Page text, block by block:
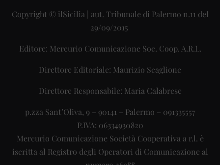
Copyright © ilSicilia | aut. Tribunale di Palermo n.11 del
29/09/2015
Editore: Mercurio Comunicazione Soc. Coop. A.R.L.
Direttore Editoriale: Maurizio Scaglione
Direttore Responsabile: Maria Calabrese
p.zza Sant’Oliva, 9 – 90141 – Palermo – 091335557
P.IVA: 06334930820
Mercurio Comunicazione Società Cooperativa a r.l. è
iscritta al Registro degli Operatori di Comunicazione al